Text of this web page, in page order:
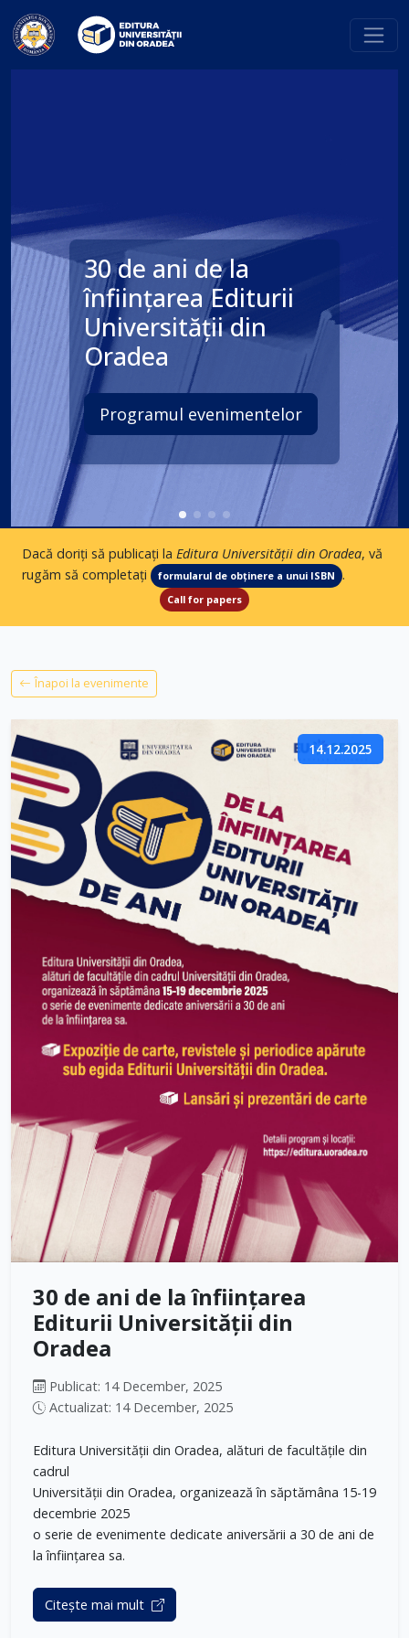
30 de ani de la
înființarea Editurii
Universității din
Oradea
Programul evenimentelor
Dacă doriți să publicați la Editura Universității din Oradea, vă
rugăm să completați
formularul de obținere a unui ISBN .
Call for papers
Înapoi la evenimente
14.12.2025
30 de ani de la înființarea
Editurii Universității din
Oradea
Publicat: 14 December, 2025
Actualizat: 14 December, 2025
Editura Universității din Oradea, alături de facultățile din
cadrul
Universității din Oradea, organizează în săptămâna 15-19
decembrie 2025
o serie de evenimente dedicate aniversării a 30 de ani de
la înființarea sa.
Citește mai mult